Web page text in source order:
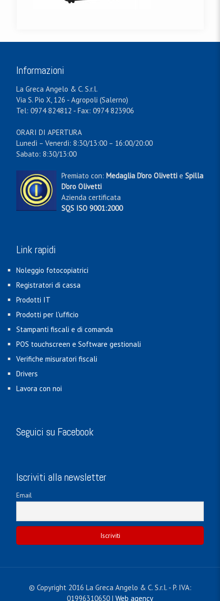
Informazioni
La Greca Angelo & C. S.r.l.
Via S. Pio X, 126 - Agropoli (Salerno)
Tel: 0974 824812 - Fax: 0974 823906
ORARI DI APERTURA
Lunedì – Venerdì: 8:30/13:00 – 16:00/20:00
Sabato: 8:30/13:00
Premiato con: Medaglia D'oro Olivetti e Spilla
D'oro Olivetti
Azienda certificata
SQS ISO 9001:2000
Link rapidi
Noleggio fotocopiatrici
Registratori di cassa
Prodotti IT
Prodotti per l'ufficio
Stampanti fiscali e di comanda
POS touchscreen e Software gestionali
Verifiche misuratori fiscali
Drivers
Lavora con noi
Seguici su Facebook
Iscriviti alla newsletter
Email
© Copyright 2016 La Greca Angelo & C. S.r.l. - P. IVA:
01996310650 | Web agency